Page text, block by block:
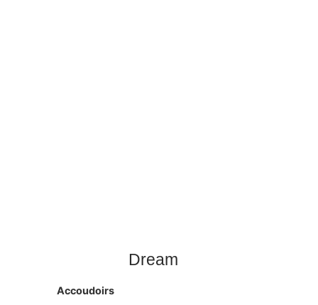
Dream
Accoudoirs